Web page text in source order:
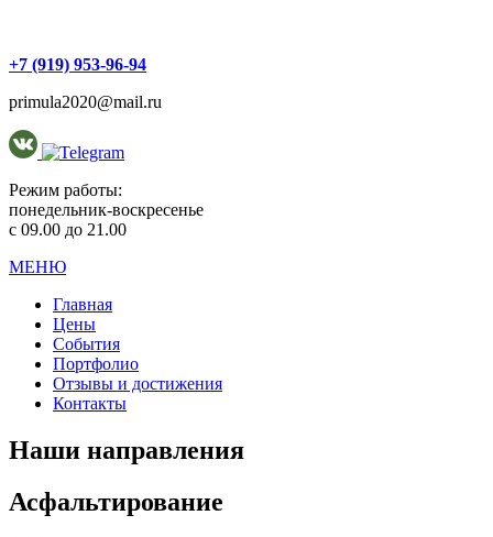
+7 (919) 953-96-94
primula2020@mail.ru
Режим работы:
понедельник-воскресенье
с 09.00 до 21.00
МЕНЮ
Главная
Цены
События
Портфолио
Отзывы и достижения
Контакты
Наши направления
Асфальтирование